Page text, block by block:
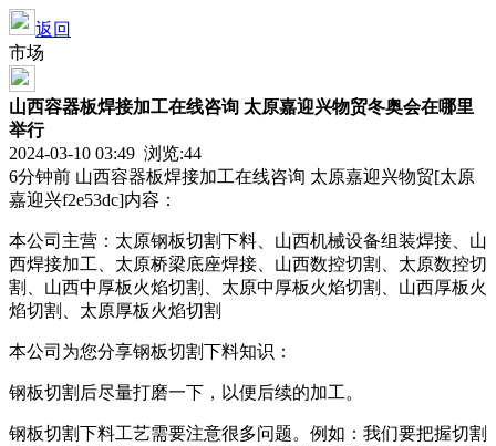
返回
市场
山西容器板焊接加工在线咨询 太原嘉迎兴物贸冬奥会在哪里
举行
2024-03-10 03:49 浏览:44
6分钟前 山西容器板焊接加工在线咨询 太原嘉迎兴物贸[太原
嘉迎兴f2e53dc]内容：
本公司主营：太原钢板切割下料、山西机械设备组装焊接、山
西焊接加工、太原桥梁底座焊接、山西数控切割、太原数控切
割、山西中厚板火焰切割、太原中厚板火焰切割、山西厚板火
焰切割、太原厚板火焰切割
本公司为您分享钢板切割下料知识：
钢板切割后尽量打磨一下，以便后续的加工。
钢板切割下料工艺需要注意很多问题。例如：我们要把握切割